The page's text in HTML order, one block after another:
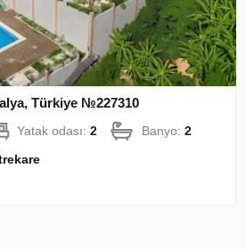
Türkiye №227310
Yatak odası:2 Banyo:2